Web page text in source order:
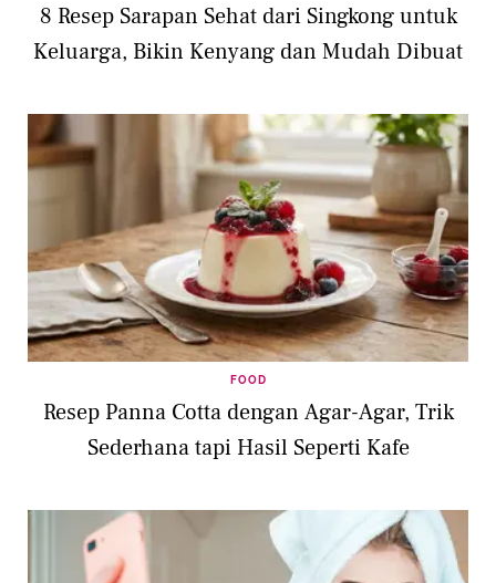
8 Resep Sarapan Sehat dari Singkong untuk
Keluarga, Bikin Kenyang dan Mudah Dibuat
FOOD
Resep Panna Cotta dengan Agar-Agar, Trik
Sederhana tapi Hasil Seperti Kafe